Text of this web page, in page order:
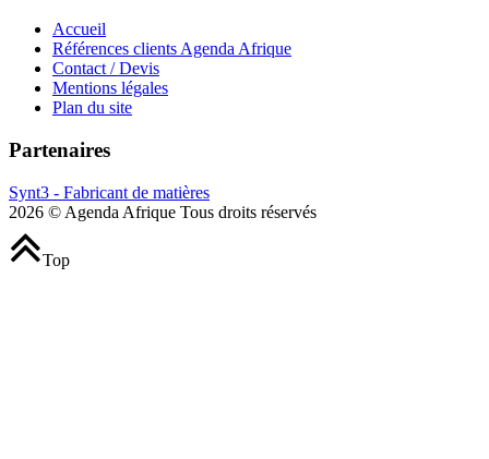
Accueil
Références clients Agenda Afrique
Contact / Devis
Mentions légales
Plan du site
Partenaires
Synt3 - Fabricant de matières
2026 © Agenda Afrique Tous droits réservés
Top